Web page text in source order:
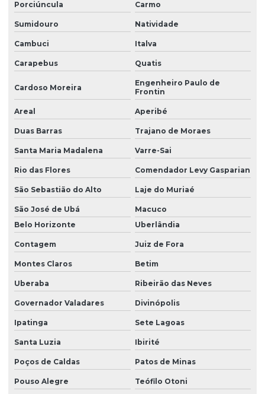
Porciúncula Carmo
Sumidouro Natividade
Cambuci Italva
Carapebus Quatis
Cardoso Moreira
Engenheiro Paulo de
Frontin
Areal Aperibé
Duas Barras Trajano de Moraes
Santa Maria Madalena Varre-Sai
Rio das Flores Comendador Levy Gasparian
São Sebastião do Alto Laje do Muriaé
São José de Ubá
Macuco
Belo Horizonte
Uberlândia
Contagem Juiz de Fora
Montes Claros Betim
Uberaba Ribeirão das Neves
Governador Valadares Divinópolis
Ipatinga Sete Lagoas
Santa Luzia Ibirité
Poços de Caldas Patos de Minas
Pouso Alegre Teófilo Otoni